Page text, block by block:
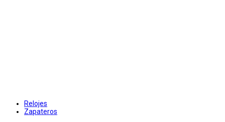
Relojes
Zapateros